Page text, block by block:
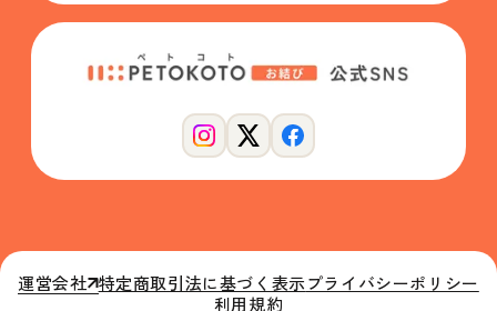
運営会社 特定商取引法に基づく表示プライバシーポリシー
利用規約